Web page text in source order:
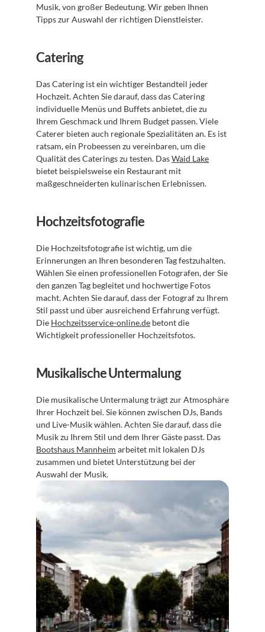
Musik, von großer Bedeutung. Wir geben Ihnen
Tipps zur Auswahl der richtigen Dienstleister.
Catering
Das Catering ist ein wichtiger Bestandteil jeder
Hochzeit. Achten Sie darauf, dass das Catering
individuelle Menüs und Buffets anbietet, die zu
Ihrem Geschmack und Ihrem Budget passen. Viele
Caterer bieten auch regionale Spezialitäten an. Es ist
ratsam, ein Probeessen zu vereinbaren, um die
Qualität des Caterings zu testen. Das Waid Lake
bietet beispielsweise ein Restaurant mit
maßgeschneiderten kulinarischen Erlebnissen.
Hochzeitsfotografie
Die Hochzeitsfotografie ist wichtig, um die
Erinnerungen an Ihren besonderen Tag festzuhalten.
Wählen Sie einen professionellen Fotografen, der Sie
den ganzen Tag begleitet und hochwertige Fotos
macht. Achten Sie darauf, dass der Fotograf zu Ihrem
Stil passt und über ausreichend Erfahrung verfügt.
Die Hochzeitsservice-online.de betont die
Wichtigkeit professioneller Hochzeitsfotos.
Musikalische Untermalung
Die musikalische Untermalung trägt zur Atmosphäre
Ihrer Hochzeit bei. Sie können zwischen DJs, Bands
und Live-Musik wählen. Achten Sie darauf, dass die
Bootshaus Mannheim arbeitet mit lokalen DJs
zusammen und bietet Unterstützung bei der
Auswahl der Musik.